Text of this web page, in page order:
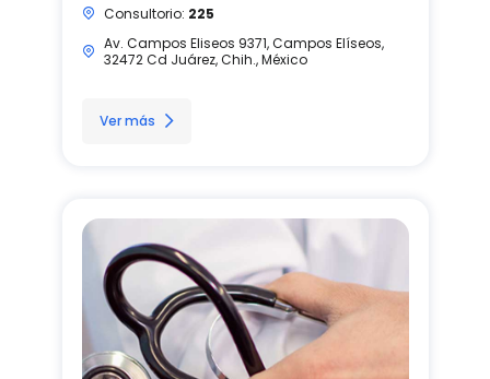
Consultorio: 225
Av. Campos Eliseos 9371, Campos Elíseos,
32472 Cd Juárez, Chih., México
Ver más